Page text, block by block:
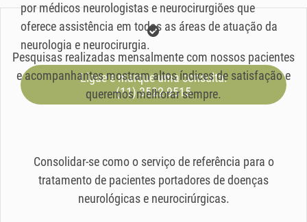
por médicos neurologistas e neurocirurgiões que
oferece assistência em todas as áreas de atuação da
neurologia e neurocirurgia.
Ligue e marque uma consulta:
(11) 3522-9515
Pesquisas realizadas mensalmente com nossos pacientes
e acompanhantes mostram altos índices de satisfação e
queremos melhorar sempre.
Consolidar-se como o serviço de referência para o
tratamento de pacientes portadores de doenças
neurológicas e neurocirúrgicas.